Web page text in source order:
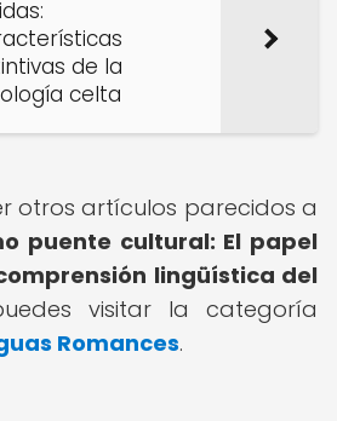
de la
celta
otros artículos parecidos a
puente cultural: El papel
lingüística del
visitar la categoría
Romances.